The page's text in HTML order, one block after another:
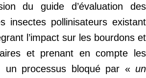
du guide d’évaluation des
insectes pollinisateurs existant
l’impact sur les bourdons et
et prenant en compte les
un processus bloqué par «un